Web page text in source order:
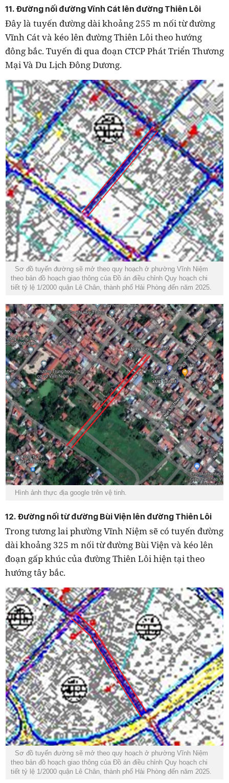
11. Đường nối đường Vĩnh Cát lên đường Thiên Lôi
Đây là tuyến đường dài khoảng 255 m nối từ đường
Vĩnh Cát và kéo lên đường Thiên Lôi theo hướng
đông bắc. Tuyến đi qua đoạn CTCP Phát Triển Thương
Mại Và Du Lịch Đông Dương.
Sơ đồ tuyến đường sẽ mở theo quy hoạch ở phường Vĩnh Niệm
theo bản đồ hoạch giao thông của Đồ án điều chỉnh Quy hoạch chi
tiết tỷ lệ 1/2000 quận Lê Chân, thành phố Hải Phòng đến năm 2025.
Hình ảnh thực địa google trên vệ tinh.
12. Đường nối từ đường Bùi Viện lên đường Thiên Lôi
Trong tương lai phường Vĩnh Niệm sẽ có tuyến đường
dài khoảng 325 m nối từ đường Bùi Viện và kéo lên
đoạn gấp khúc của đường Thiên Lôi hiện tại theo
hướng tây bắc.
Sơ đồ tuyến đường sẽ mở theo quy hoạch ở phường Vĩnh Niệm
theo bản đồ hoạch giao thông của Đồ án điều chỉnh Quy hoạch chi
tiết tỷ lệ 1/2000 quận Lê Chân, thành phố Hải Phòng đến năm 2025.